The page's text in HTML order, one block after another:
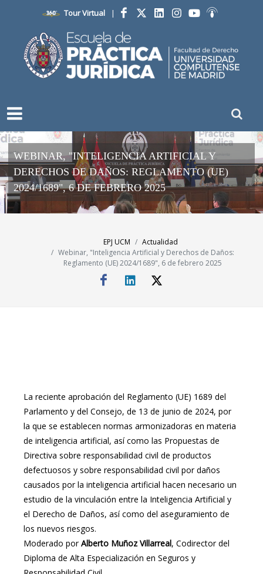
Tour Virtual |
Facebook
WEBINAR, "INTELIGENCIA ARTIFICIAL Y
DERECHOS DE DAÑOS: REGLAMENTO (UE)
2024/1689", 6 DE FEBRERO 2025
EPJ UCM
Actualidad
Webinar, "Inteligencia Artificial y Derechos de Daños:
Reglamento (UE) 2024/1689", 6 de febrero 2025
La reciente aprobación del Reglamento (UE) 1689 del
Parlamento y del Consejo, de 13 de junio de 2024, por
la que se establecen normas armonizadoras en materia
de inteligencia artificial, así como las Propuestas de
Directiva sobre responsabilidad civil de productos
defectuosos y sobre responsabilidad civil por daños
causados por la inteligencia artificial hacen necesario un
estudio de la vinculación entre la Inteligencia Artificial y
el Derecho de Daños, así como del aseguramiento de
los nuevos riesgos.
Moderado porAlberto Muñoz Villarreal, Codirector del
Diploma de Alta Especialización en Seguros y